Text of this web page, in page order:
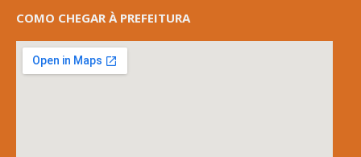
COMO CHEGAR À PREFEITURA